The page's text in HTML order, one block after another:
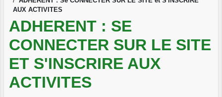
AUX ACTIVITES
ADHERENT : SE
CONNECTER SUR LE SITE
ET S'INSCRIRE AUX
ACTIVITES